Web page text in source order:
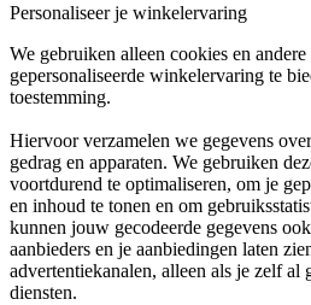
Personaliseer je winkelervaring
We gebruiken alleen cookies en
gepersonaliseerde winkelervaring te
toestemming.
Hiervoor verzamelen we gegevens
gedrag en apparaten. We gebruiken
voortdurend te optimaliseren, om je
en inhoud te tonen en om
kunnen jouw gecodeerde gegevens
aanbieders en je aanbiedingen laten
advertentiekanalen, alleen als je zelf al
diensten.